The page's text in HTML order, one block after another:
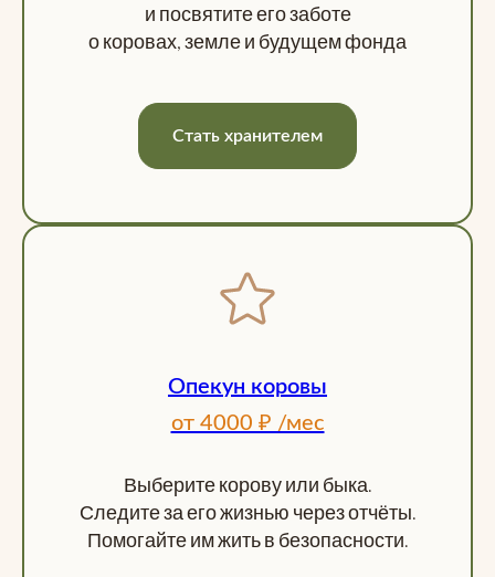
и посвятите его заботе
о коровах, земле и будущем фонда
Стать хранителем
Опекун коровы
от 4000 ₽ /мес
Выберите корову или быка.
Следите за его жизнью через отчёты.
Помогайте им жить в безопасности.